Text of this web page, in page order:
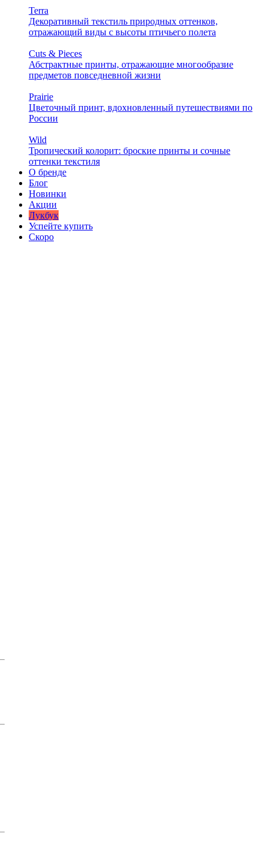
Terra
Декоративный текстиль природных оттенков,
отражающий виды с высоты птичьего полета
Cuts & Pieces
Абстрактные принты, отражающие многообразие
предметов повседневной жизни
Prairie
Цветочный принт, вдохновленный путешествиями по
России
Wild
Тропический колорит: броские принты и сочные
оттенки текстиля
О бренде
Блог
Новинки
Акции
Лукбук
Успейте купить
Скоро